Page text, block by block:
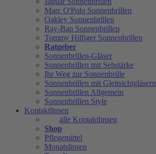
Marc O'Polo Sonnenbrillen
Oakley Sonnenbrillen
Ray-Ban Sonnenbrillen
Tommy Hilfiger Sonnenbrillen
Ratgeber
Sonnenbrillen-Gläser
Sonnenbrillen mit Sehstärke
Ihr Weg zur Sonnenbrille
Sonnenbrillen mit Gleitsichtgläsern
Sonnenbrillen Allgemein
Sonnenbrillen Style
Kontaktlinsen
alle Kontaktlinsen
Shop
Pflegemittel
Monatslinsen